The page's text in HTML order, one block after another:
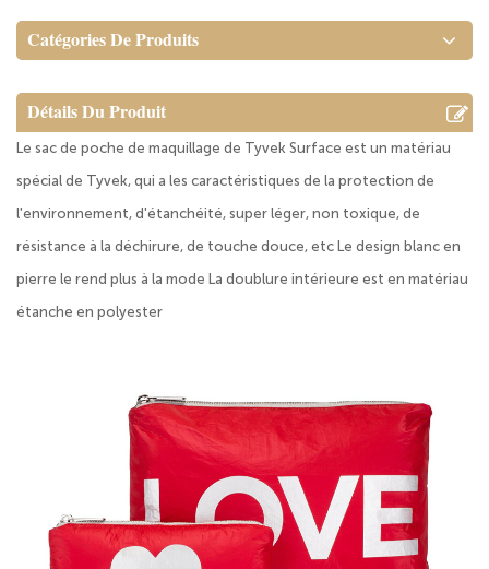
Catégories De Produits
Détails Du Produit
Le sac de poche de maquillage de Tyvek Surface est un matériau
spécial de Tyvek, qui a les caractéristiques de la protection de
l'environnement, d'étanchéité, super léger, non toxique, de
résistance à la déchirure, de touche douce, etc Le design blanc en
pierre le rend plus à la mode La doublure intérieure est en matériau
étanche en polyester